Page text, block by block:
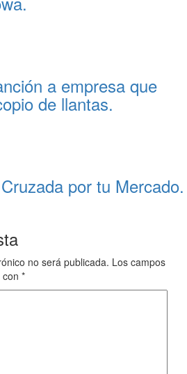
a empresa que
de llantas.
por tu Mercado.
no será publicada. Los campos
*